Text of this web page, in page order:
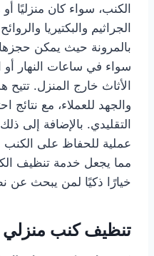
الكنب، سواء كان منزليًا
الجراثيم والبكتيريا
بالمرونة حيث يمكن
سواء في ساعات النهار أو
الأثاث خارج المنزل.
والجهد للعملاء، مع نتائج
التقليدي. بالإضافة إلى
عملية للحفاظ على الكنب
مما يجعل خدمة تنظيف
خيارًا ذكيًا لمن يبحث عن
تنظيف كنب منزلي